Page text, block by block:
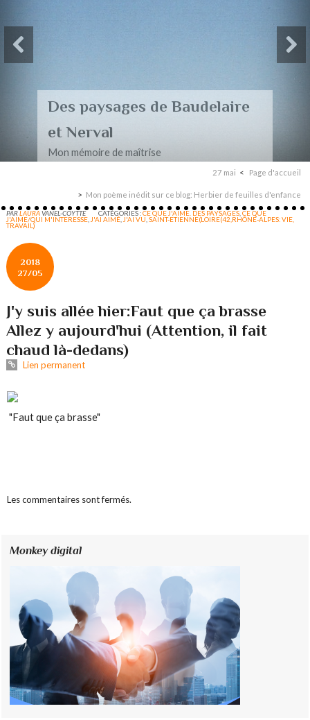
Des paysages de Baudelaire
et Nerval
Mon mémoire de maîtrise
27 mai Page d'accueil
Mon poème inédit sur ce blog: Herbier de feuilles d'enfance
PARLAURAVANEL-COYTTE CATÉGORIES :CE QUE J'AIME. DES PAYSAGES ,CE QUE
J'AIME/QUI M'INTERESSE J'AI AIMÉ J'AI VU ,SAINT-ETIENNE(LOIRE(42,RHÔNE-ALPES: VIE,
TRAVAIL)
2018
27/05
J'y suis allée hier:Faut que ça brasse
Allez y aujourd'hui (Attention, il fait
chaud là-dedans)
Lien permanent
"Faut que ça brasse"
Les commentaires sont fermés.
Monkey digital